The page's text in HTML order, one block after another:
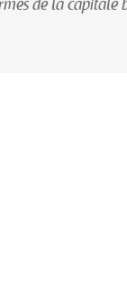
de la capitale